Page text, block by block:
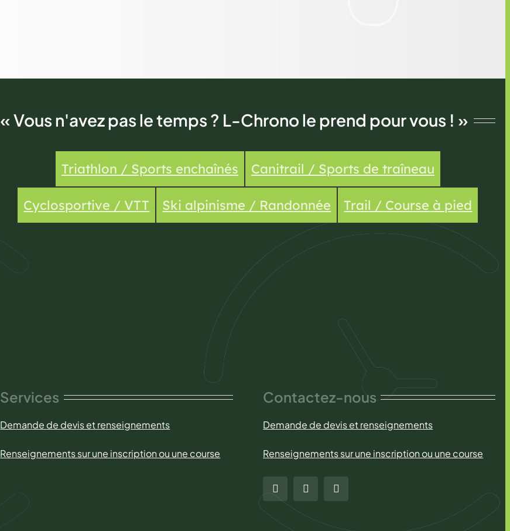
« Vous n'avez pas le temps ? L-Chrono le prend pour vous ! »
Triathlon / Sports enchaînés Canitrail / Sports de traîneau
Cyclosportive / VTT Ski alpinisme / Randonnée Trail / Course à pied
Services
Demande de devis et renseignements
Renseignements sur une inscription ou une course
Contactez-nous
Demande de devis et renseignements
Renseignements sur une inscription ou une course